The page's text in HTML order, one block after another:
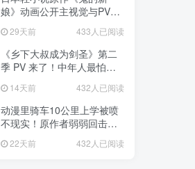
娘》动画公开主视觉与PV，
7月5日开播！妖怪新娘设定
太会挑人！
29天前 433人已阅读
《乡下大叔成为剑圣》第二
季 PV 来了！中年人最怕的
相信你！
14天前 432人已阅读
动漫里骑车10公里上学被喷
不现实！原作者弱弱回击：
常通勤！
22天前 432人已阅读